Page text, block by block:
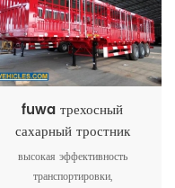
цельной рамы, эффективное
снятие сварочного напряжения
fuwa трехосный
сахарный тростник
урожай кол забор
грузовой полуприцеп
высокая эффективность
транспортировки,